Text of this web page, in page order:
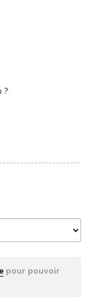
?
pour pouvoir